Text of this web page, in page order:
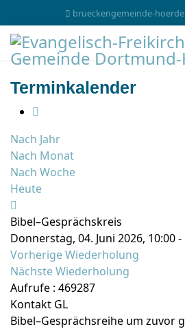
brueckengemeinde-
Terminkalender
Nach Jahr
Nach Monat
Nach Woche
Heute
Bibel–Gesprächskreis
Donnerstag, 04. Juni 2026, 10:00 -
Vorherige Wiederholung
Nächste Wiederholung
Aufrufe : 469287
Kontakt GL
Bibel–Gesprächsreihe um zuvor